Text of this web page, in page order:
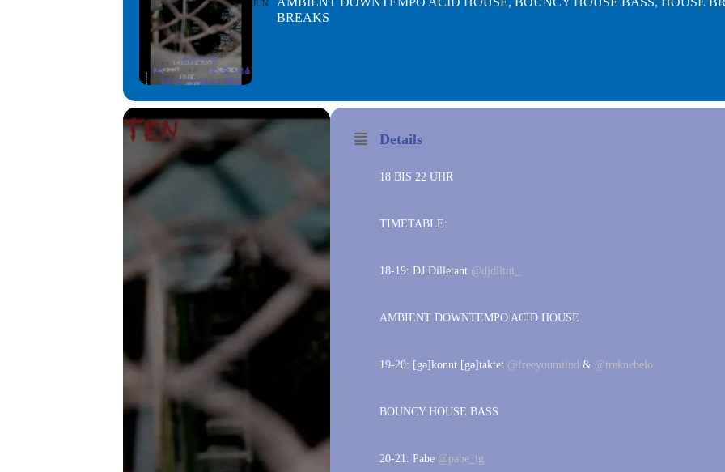
JUN
BREAKS
Details
18 BIS 22 UHR
TIMETABLE:
18-19: DJ Dilletant @djdlltnt_
AMBIENT DOWNTEMPO ACID HOUSE
19-20: [gə]konnt [gə]taktet @freeyoumiind & @treknebelo
BOUNCY HOUSE BASS
20-21: Pabe @pabe_tg